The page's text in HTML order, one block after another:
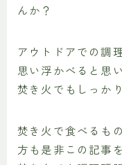
んか？
アウトドアでの調
思い浮かべると思
焚き火でもしっか
焚き火で食べるも
方も是非この記事